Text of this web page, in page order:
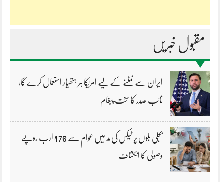
مقبول خبریں
ایران سے نمٹنے کے لیے امریکا ہر ہتھیار استعمال کرے گا،
نائب صدر کا سخت پیغام
بجلی بلوں پر ٹیکس کی مد میں عوام سے 476 ارب روپے
وصولی کا انکشاف